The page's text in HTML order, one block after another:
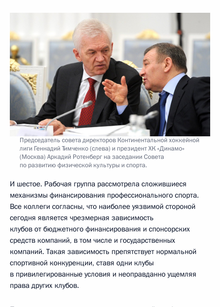
Председатель совета директоров Континентальной хоккейной
лиги Геннадий Тимченко (слева) и президент ХК «Динамо»
(Москва) Аркадий Ротенберг на заседании Совета
по развитию физической культуры и спорта.
И шестое. Рабочая группа рассмотрела сложившиеся
механизмы финансирования профессионального спорта.
Все коллеги согласны, что наиболее уязвимой стороной
сегодня является чрезмерная зависимость
клубов от бюджетного финансирования и спонсорских
средств компаний, в том числе и государственных
компаний. Такая зависимость препятствует нормальной
спортивной конкуренции, ставя одни клубы
в привилегированные условия и неоправданно ущемляя
права других клубов.